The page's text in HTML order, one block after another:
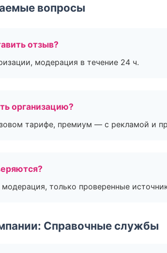
вопросы
отзыв?
модерация в течение 24 ч.
организацию?
тарифе, премиум — с рекламой и
только проверенные
Справочные службы